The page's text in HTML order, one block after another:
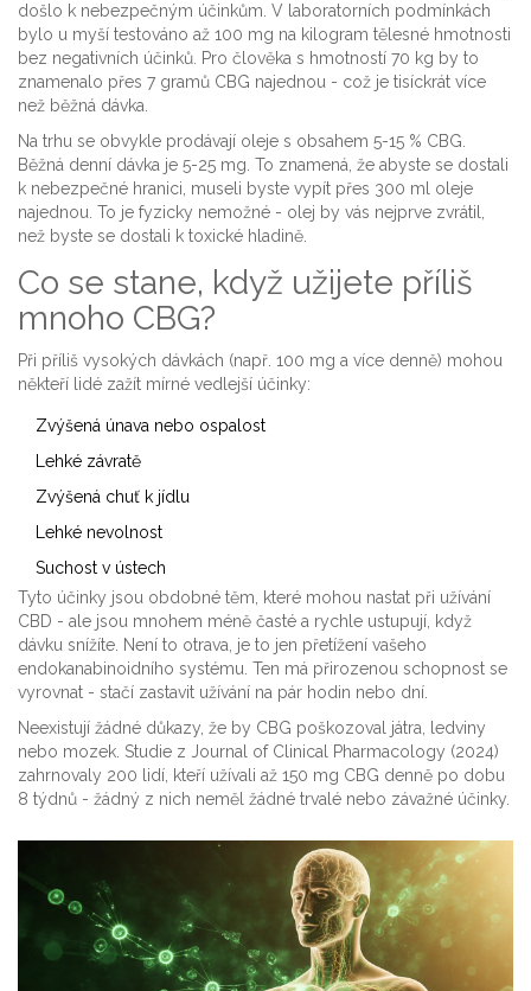
došlo k nebezpečným účinkům. V laboratorních podmínkách
bylo u myší testováno až 100 mg na kilogram tělesné hmotnosti
bez negativních účinků. Pro člověka s hmotností 70 kg by to
znamenalo přes 7 gramů CBG najednou - což je tisíckrát více
než běžná dávka.
Na trhu se obvykle prodávají oleje s obsahem 5-15 % CBG.
Běžná denní dávka je 5-25 mg. To znamená, že abyste se dostali
k nebezpečné hranici, museli byste vypít přes 300 ml oleje
najednou. To je fyzicky nemožné - olej by vás nejprve zvrátil,
než byste se dostali k toxické hladině.
Co se stane, když užijete příliš
mnoho CBG?
Při příliš vysokých dávkách (např. 100 mg a více denně) mohou
někteří lidé zažít mírné vedlejší účinky:
Zvýšená únava nebo ospalost
Lehké závratě
Zvýšená chuť k jídlu
Lehké nevolnost
Suchost v ústech
Tyto účinky jsou obdobné těm, které mohou nastat při užívání
CBD - ale jsou mnohem méně časté a rychle ustupují, když
dávku snížíte. Není to otrava, je to jen přetížení vašeho
endokanabinoidního systému. Ten má přirozenou schopnost se
vyrovnat - stačí zastavit užívání na pár hodin nebo dní.
Neexistují žádné důkazy, že by CBG poškozoval játra, ledviny
nebo mozek. Studie z Journal of Clinical Pharmacology (2024)
zahrnovaly 200 lidí, kteří užívali až 150 mg CBG denně po dobu
8 týdnů - žádný z nich neměl žádné trvalé nebo závažné účinky.